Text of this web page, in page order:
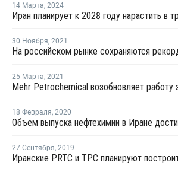
14 Марта, 2024
30 Ноября, 2021
25 Марта, 2021
18 Февраля, 2020
27 Сентября, 2019